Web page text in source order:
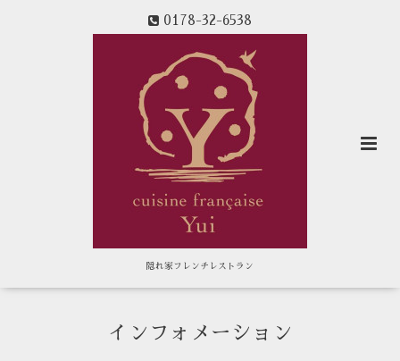
0178-32-6538
隠れ家フレンチレストラン
インフォメーション